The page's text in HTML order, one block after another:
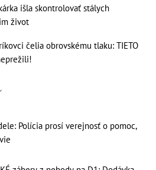
išla skontrolovať stálych
život
čelia obrovskému tlaku: TIETO
Polícia prosí verejnosť o pomoc,